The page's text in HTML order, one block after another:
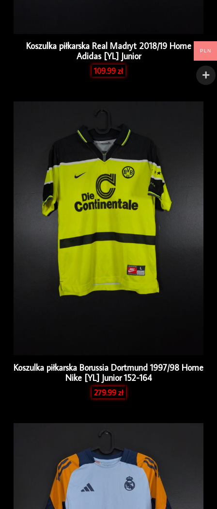
Koszulka piłkarska Real Madryt 2018/19 Home
Adidas [YL] Junior
109.99zł
Koszulka piłkarska Borussia Dortmund 1997/98 Home
Nike [YL] Junior 152-164
279.99zł
PLN